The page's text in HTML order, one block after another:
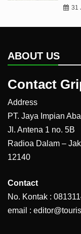
31
ABOUT US
Contact
Address
PT. Jaya Impian
Jl. Antena 1 no. 5B
Radioa Dalam –
12140
Contact
No. Kontak :
email :